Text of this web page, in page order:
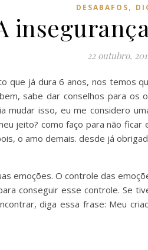
DESABAFOS,
22 outubro,
que já dura 6 anos, nos temos
sabe dar conselhos para
mudar isso, eu me considero
jeito? como faço para não
o amo demais. desde já
emoções. O controle das
conseguir esse controle. Se
diga essa frase: Meu